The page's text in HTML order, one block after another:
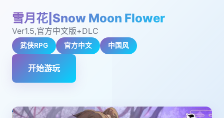
雪月花|Snow Moon Flower
Ver1.5,官方中文版+DLC
武侠RPG 官方中文 中国风
开始游玩